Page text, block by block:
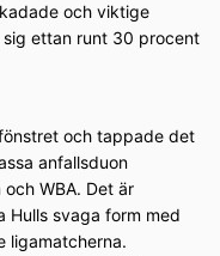
och viktige
sig ettan runt 30 procent
och tappade det
anfallsduon
WBA. Det är
Hulls svaga form med
ligamatcherna.